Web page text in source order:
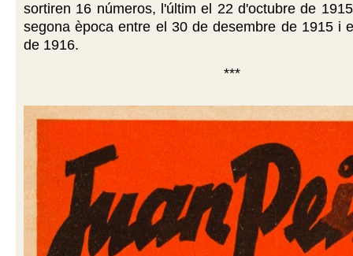
sortiren 16 números, l'últim el 22 d'octubre de
segona època entre el 30 de desembre de 1915 i
de 1916.
***